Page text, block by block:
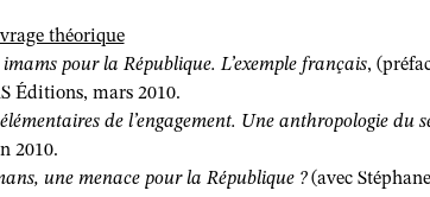
théorique
pour la République. L’exemple français,
Éditions, mars 2010.
de l’engagement. Une anthropologie du
2010.
une menace pour la République ?(avec